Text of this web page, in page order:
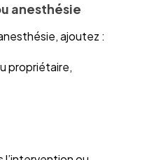
anesthésie
ajoutez :
propriétaire,